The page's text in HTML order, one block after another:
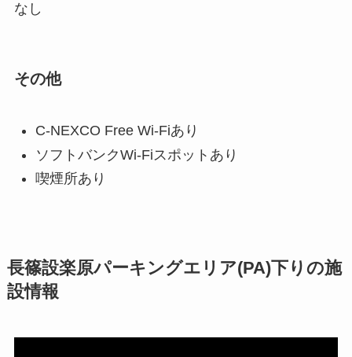
なし
その他
C-NEXCO Free Wi-Fiあり
ソフトバンクWi-Fiスポットあり
喫煙所あり
長篠設楽原パーキングエリア(PA)下りの施
設情報